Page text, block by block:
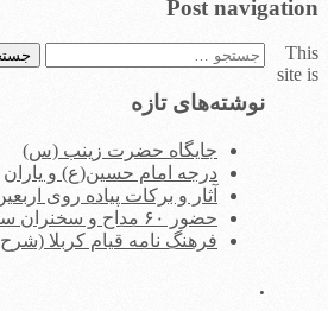
Post navigation
جستجو
نوشته‌های تازه
جایگاه حضرت زینب (س)
درجه امام حسین(ع) و یاران
آثار و برکات پیاده روی
حضور ۶۰ مداح و سخنران سرشناس در اربعین امسال
فرهنگ نامه قیام کربلا
.
This
site is